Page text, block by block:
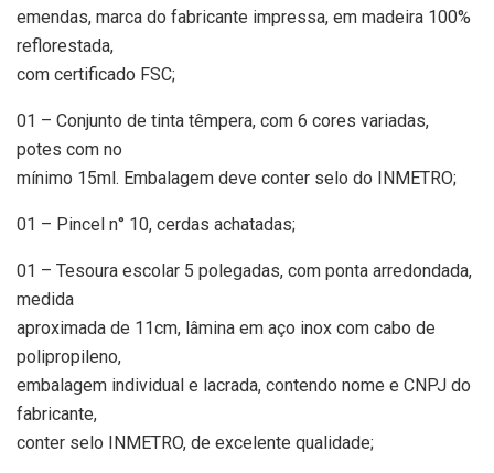
emendas, marca do fabricante impressa, em madeira 100%
reflorestada,
com certificado FSC;
01 – Conjunto de tinta têmpera, com 6 cores variadas,
potes com no
mínimo 15ml. Embalagem deve conter selo do INMETRO;
01 – Pincel n° 10, cerdas achatadas;
01 – Tesoura escolar 5 polegadas, com ponta arredondada,
medida
aproximada de 11cm, lâmina em aço inox com cabo de
polipropileno,
embalagem individual e lacrada, contendo nome e CNPJ do
fabricante,
conter selo INMETRO, de excelente qualidade;